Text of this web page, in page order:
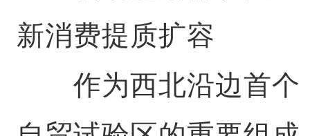
新消费提质扩容
作为西北沿边首个